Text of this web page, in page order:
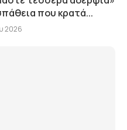
που κρατά...
2026